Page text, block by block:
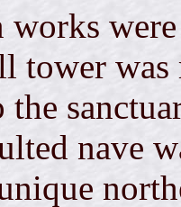
works
tower
the
nave